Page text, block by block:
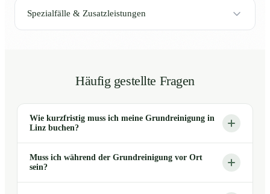
Spezialfälle & Zusatzleistungen
Häufig gestellte Fragen
Wie kurzfristig muss ich meine Grundreinigung in
Linz buchen?
Muss ich während der Grundreinigung vor Ort
sein?